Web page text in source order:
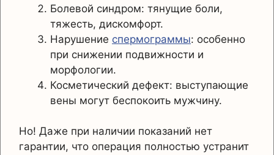
Болевой синдром: тянущие боли,
тяжесть, дискомфорт.
Нарушение спермограммы: особенно
при снижении подвижности и
морфологии.
Косметический дефект: выступающие
вены могут беспокоить мужчину.
Но! Даже при наличии показаний нет
гарантии, что операция полностью устранит